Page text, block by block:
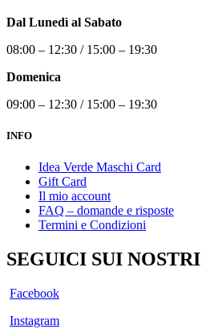
Dal Lunedì al Sabato
08:00 – 12:30 / 15:00 – 19:30
Domenica
09:00 – 12:30 / 15:00 – 19:30
INFO
Idea Verde Maschi Card
Gift Card
Il mio account
FAQ – domande e risposte
Termini e Condizioni
SEGUICI SUI
Facebook
Instagram